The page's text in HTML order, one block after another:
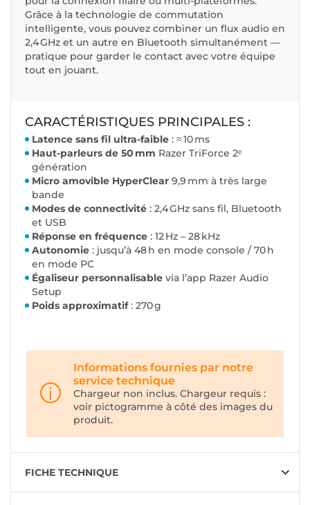
Grâce à la technologie de commutation
intelligente, vous pouvez combiner un flux audio en
2,4 GHz et un autre en Bluetooth simultanément —
pratique pour garder le contact avec votre équipe
tout en jouant.
CARACTÉRISTIQUES PRINCIPALES :
Latence sans fil ultra-faible : ≈ 10 ms
Haut-parleurs de 50 mm Razer TriForce 2ᵉ
génération
Micro amovible HyperClear 9,9 mm à très large
bande
Modes de connectivité : 2,4 GHz sans fil, Bluetooth
et USB
Réponse en fréquence : 12 Hz – 28 kHz
Autonomie : jusqu’à 48 h en mode console / 70 h
en mode PC
Égaliseur personnalisable via l’app Razer Audio
Setup
Poids approximatif: 270 g
Informations fournies par notre
service technique
Chargeur non inclus. Chargeur requis :
voir pictogramme à côté des images du
produit.
FICHE TECHNIQUE